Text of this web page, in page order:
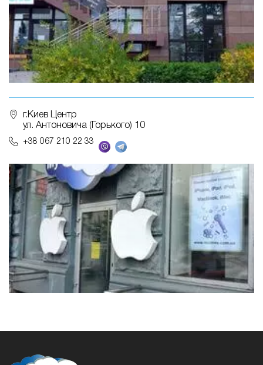
г.Киев Центр
ул. Антоновича (Горького) 10
+38 067 210 22 33